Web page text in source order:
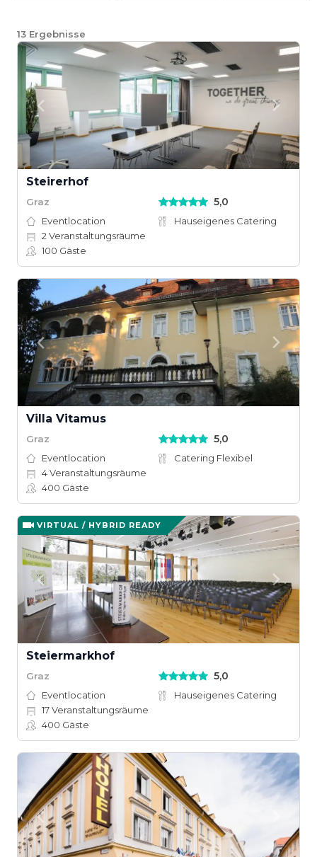
13 Ergebnisse
Steirerhof
Graz 5,0
Eventlocation
Hauseigenes Catering
2 Veranstaltungsräume
100 Gäste
Villa Vitamus
Graz 5,0
Eventlocation
Catering Flexibel
4Veranstaltungsräume
400 Gäste
VIRTUAL / HYBRID READY
Steiermarkhof
Graz 5,0
Eventlocation
Hauseigenes Catering
17Veranstaltungsräume
400 Gäste